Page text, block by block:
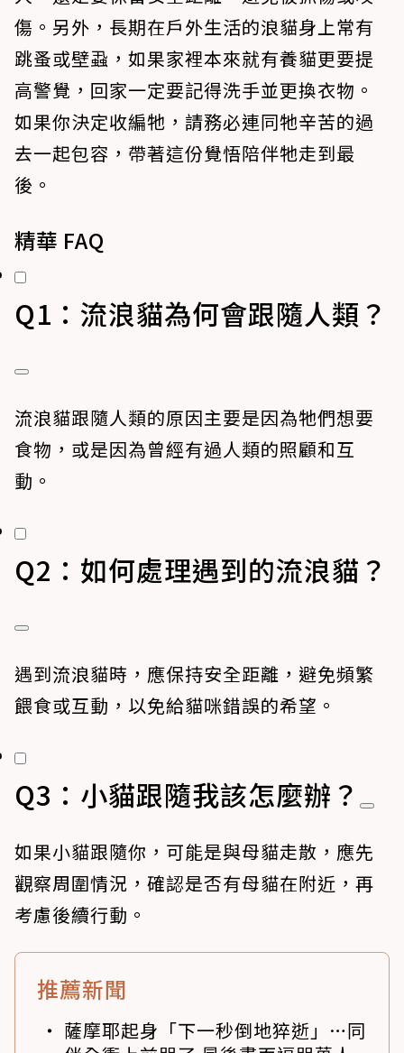
傷。另外，長期在戶外生活的浪貓身上常有
跳蚤或壁蝨，如果家裡本來就有養貓更要提
高警覺，回家一定要記得洗手並更換衣物。
如果你決定收編牠，請務必連同牠辛苦的過
去一起包容，帶著這份覺悟陪伴牠走到最
後。
精華 FAQ
Q1：流浪貓為何會跟隨人類？
流浪貓跟隨人類的原因主要是因為牠們想要
食物，或是因為曾經有過人類的照顧和互
動。
Q2：如何處理遇到的流浪貓？
遇到流浪貓時，應保持安全距離，避免頻繁
餵食或互動，以免給貓咪錯誤的希望。
Q3：小貓跟隨我該怎麼辦？
如果小貓跟隨你，可能是與母貓走散，應先
觀察周圍情況，確認是否有母貓在附近，再
考慮後續行動。
推薦新聞
薩摩耶起身「下一秒倒地猝逝」…同